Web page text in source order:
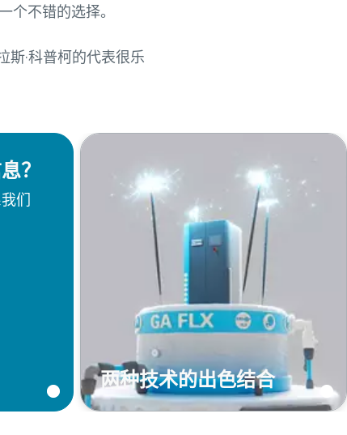
个不错的选择。
·科普柯的代表很乐
？
们
两种技术的出色结合
查看 GA FLX 营销活动页面，详细